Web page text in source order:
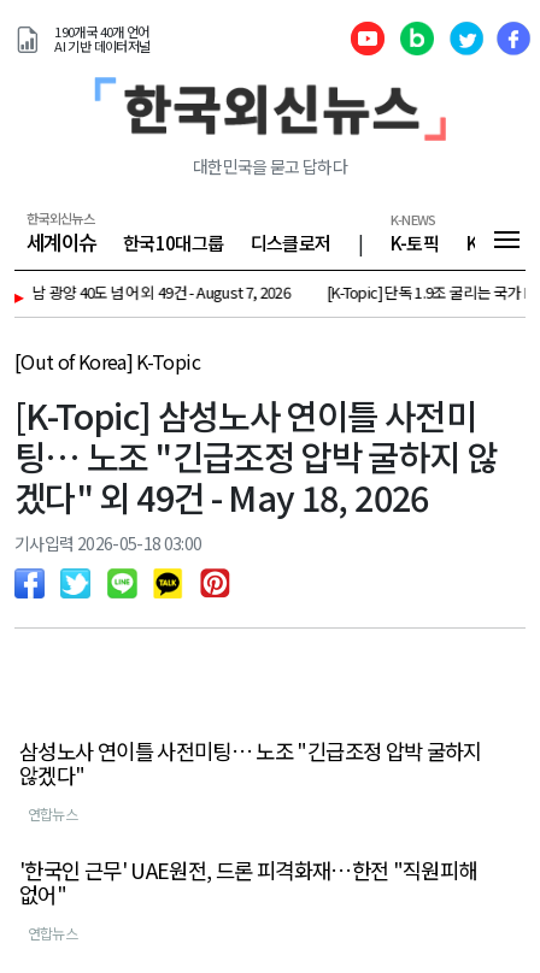
190개국 40개 언어
AI 기반 데이터저널
대한민국을 묻고 답하다
한국외신뉴스
세계이슈 한국10대그룹 디스클로저 |
K-NEWS
K-토픽 K-기업
▸40도 넘어 외 49건 - August 7, 2026 [K-Topic] 단독 1.9조 굴리는 국가 R&D 기관
[Out of Korea] K-Topic
[K-Topic] 삼성노사 연이틀 사전미
팅… 노조 "긴급조정 압박 굴하지 않
겠다" 외 49건 - May 18, 2026
기사입력 2026-05-18 03:00
삼성노사 연이틀 사전미팅… 노조 "긴급조정 압박 굴하지
않겠다"
연합뉴스
'한국인 근무' UAE원전, 드론 피격화재…한전 "직원피해
없어"
연합뉴스